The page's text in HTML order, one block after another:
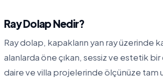
Ray Dolap Nedir?
Ray dolap, kapakların yan ray üzerinde
alanlarda öne çıkan, sessiz ve estetik
daire ve villa projelerinde ölçünüze tam